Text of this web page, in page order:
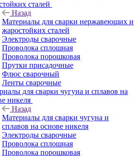
сталей
Назад
Материалы для сварки нержавеющих и
жаростойких сталей
Электроды сварочные
Проволока сплошная
Проволока порошковая
Прутки присадочные
Флюс сварочный
Ленты сварочные
для сварки чугуна и сплавов на
никеля
Назад
Материалы для сварки чугуна и
сплавов на основе никеля
Электроды сварочные
Проволока сплошная
Проволока порошковая